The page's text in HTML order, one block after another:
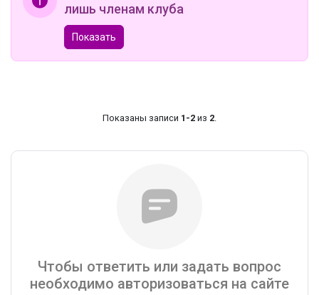
лишь членам клуба
Показать
Показаны записи 1-2 из 2
Чтобы ответить или задать вопрос
необходимо авторизоваться на сайте